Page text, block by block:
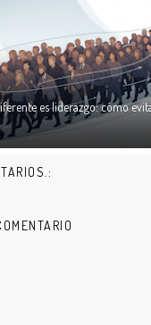
es liderazgo: cómo